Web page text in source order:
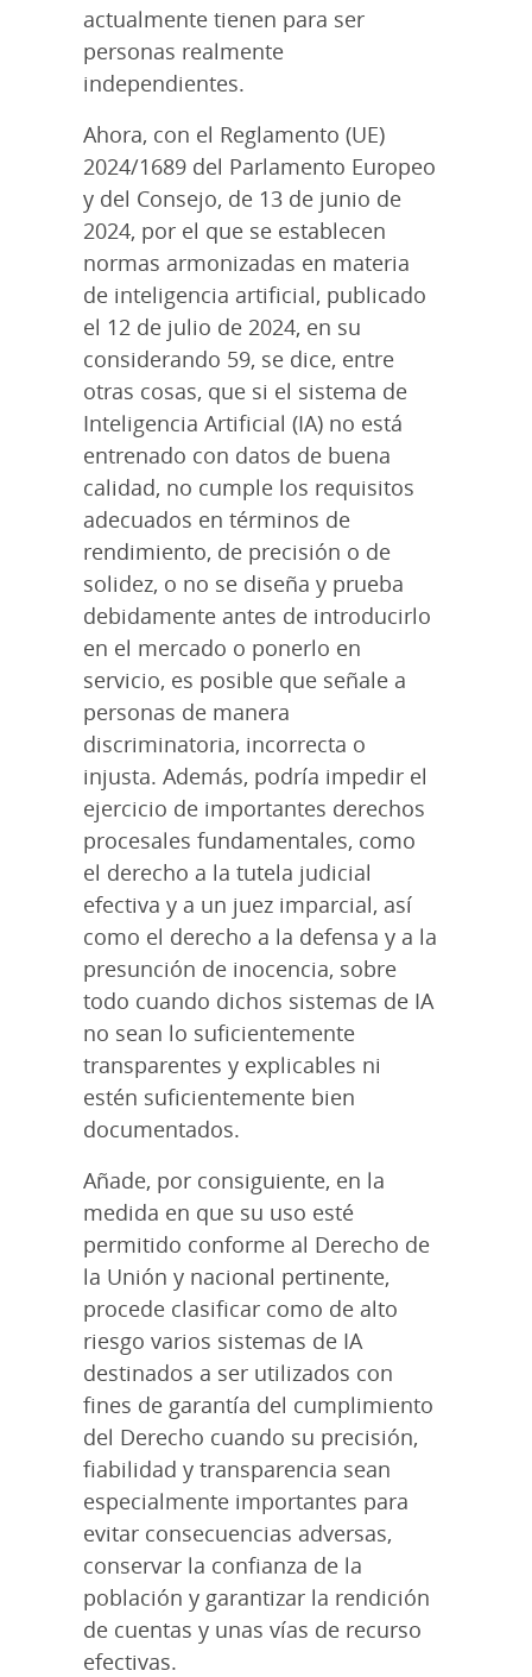
actualmente tienen para ser
personas realmente
independientes.
Ahora, con el Reglamento (UE)
2024/1689 del Parlamento Europeo
y del Consejo, de 13 de junio de
2024, por el que se establecen
normas armonizadas en materia
de inteligencia artificial, publicado
el 12 de julio de 2024, en su
considerando 59, se dice, entre
otras cosas, que si el sistema de
Inteligencia Artificial (IA) no está
entrenado con datos de buena
calidad, no cumple los requisitos
adecuados en términos de
rendimiento, de precisión o de
solidez, o no se diseña y prueba
debidamente antes de introducirlo
en el mercado o ponerlo en
servicio, es posible que señale a
personas de manera
discriminatoria, incorrecta o
injusta. Además, podría impedir el
ejercicio de importantes derechos
procesales fundamentales, como
el derecho a la tutela judicial
efectiva y a un juez imparcial, así
como el derecho a la defensa y a la
presunción de inocencia, sobre
todo cuando dichos sistemas de IA
no sean lo suficientemente
transparentes y explicables ni
estén suficientemente bien
documentados.
Añade, por consiguiente, en la
medida en que su uso esté
permitido conforme al Derecho de
la Unión y nacional pertinente,
procede clasificar como de alto
riesgo varios sistemas de IA
destinados a ser utilizados con
fines de garantía del cumplimiento
del Derecho cuando su precisión,
fiabilidad y transparencia sean
especialmente importantes para
evitar consecuencias adversas,
conservar la confianza de la
población y garantizar la rendición
de cuentas y unas vías de recurso
efectivas.